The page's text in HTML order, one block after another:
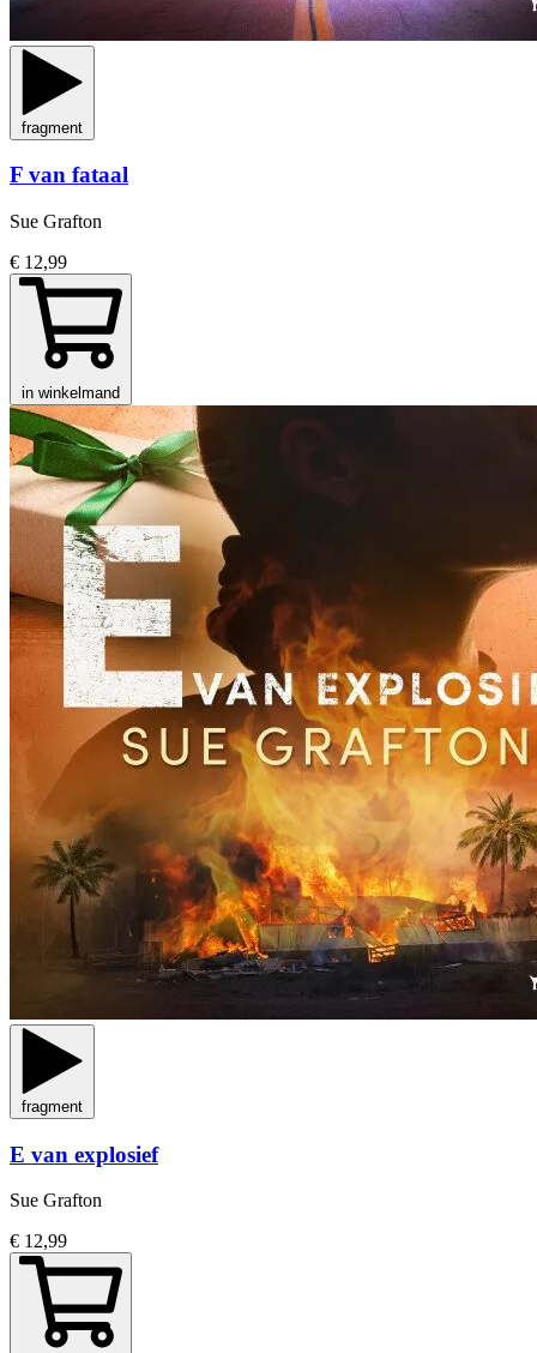
fragment
F van fataal
Sue Grafton
€ 12,99
in winkelmand
fragment
E van explosief
Sue Grafton
€ 12,99